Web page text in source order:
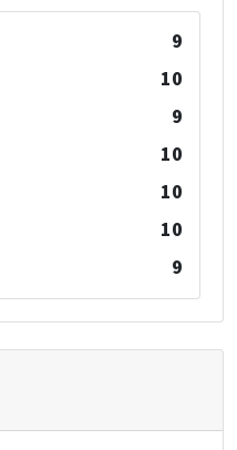
9
10
9
10
10
10
9